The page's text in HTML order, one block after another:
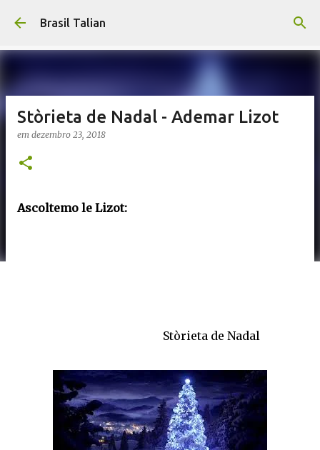
Pular para o conteúdo principal
Brasil Talian
Stòrieta de Nadal - Ademar Lizot
em dezembro 23, 2018
Ascoltemo le Lizot:
Stòrieta de Nadal